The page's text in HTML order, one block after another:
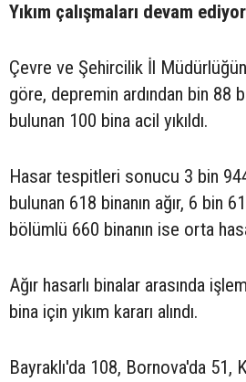
Yıkım çalışmaları devam ediyor
Çevre ve Şehircilik İl
göre, depremin ardından bin 88
bulunan 100 bina acil yıkıldı.
Hasar tespitleri sonucu 3 bin
bulunan 618 binanın ağır, 6 bin
bölümlü 660 binanın ise orta
Ağır hasarlı binalar arasında
bina için yıkım kararı alındı.
Bayraklı'da 108, Bornova'da 51,